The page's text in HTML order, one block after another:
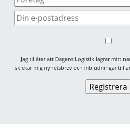
Jag tillåter att Dagens Logistik lagrar mitt
skickar mig nyhetsbrev och inbjudningar till